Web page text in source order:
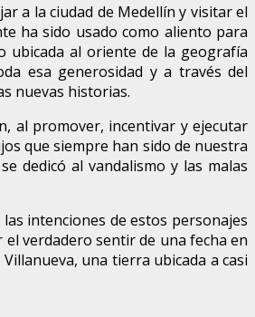
a la ciudad de Medellín y visitar el
ha sido usado como aliento para
ubicada al oriente de la geografía
esa generosidad y a través del
nuevas historias.
al promover, incentivar y ejecutar
que siempre han sido de nuestra
dedicó al vandalismo y las malas
intenciones de estos personajes
verdadero sentir de una fecha en
una tierra ubicada a casi